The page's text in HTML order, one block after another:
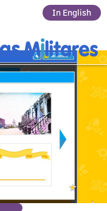
In English